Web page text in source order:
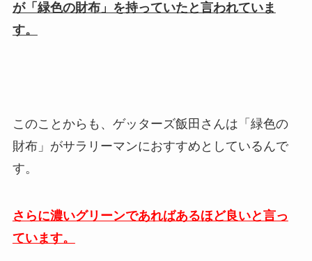
が「緑色の財布」を持っていたと言われていま
す。
このことからも、ゲッターズ飯田さんは「緑色の
財布」がサラリーマンにおすすめとしているんで
す。
さらに濃いグリーンであればあるほど良いと言っ
ています。